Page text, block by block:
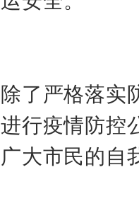
除了严格落实
进行疫情防控
广大市民的自